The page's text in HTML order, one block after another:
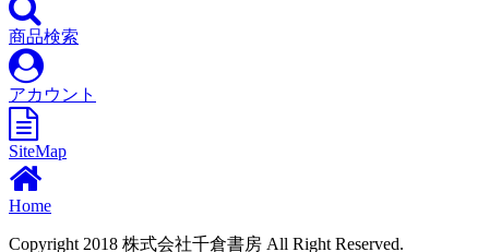
商品検索
アカウント
SiteMap
Home
Copyright 2018 株式会社千倉書房 All Right Reserved.